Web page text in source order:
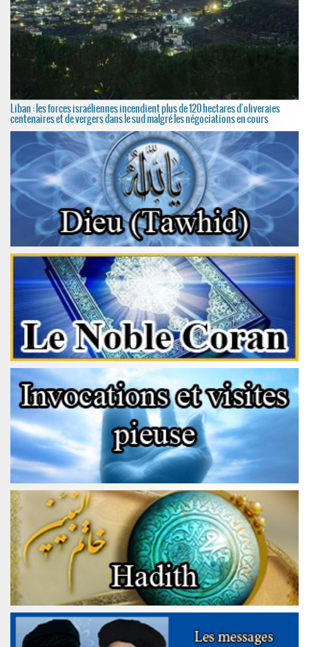
Liban : les forces israéliennes incendient plus de 120 hectares d'oliveraies
centenaires et de vergers dans le sud malgré les négociations en cours